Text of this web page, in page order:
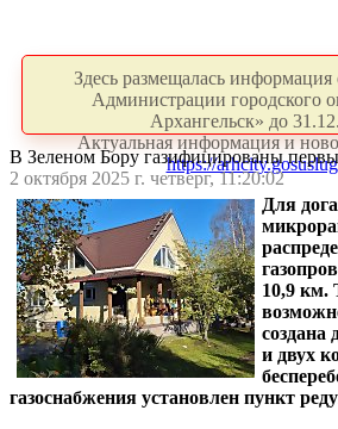
Здесь размещалась информация
Администрации городского
Архангельск» до
Актуальная информация и
https://
В Зеленом Бору газифицированы
2 октября 2025 г. четверг, 11:20:02
Для
10,9 км.
создана
и двух
газоснабжения установлен пункт